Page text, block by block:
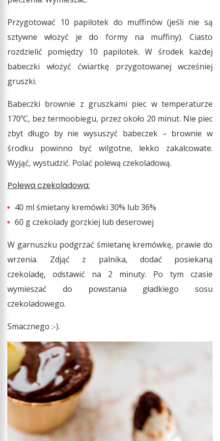
Przygotować 10 papilotek do muffinów (jeśli nie są
sztywne włożyć je do formy na muffiny). Ciasto
rozdzielić pomiędzy 10 papilotek. W środek każdej
babeczki włożyć ćwiartkę przygotowanej wcześniej
gruszki.
Babeczki brownie z gruszkami piec w temperaturze
170ºC, bez termoobiegu, przez około 20 minut. Nie piec
zbyt długo by nie wysuszyć babeczek – brownie w
środku powinno być wilgotne, lekko zakalcowate.
Wyjąć, wystudzić. Polać polewą czekoladową.
Polewa czekoladowa:
40 ml śmietany kremówki 30% lub 36%
60 g czekolady gorzkiej lub deserowej
W garnuszku podgrzać śmietanę kremówkę, prawie do
wrzenia. Zdjąć z palnika, dodać posiekaną
czekoladę, odstawić na 2 minuty. Po tym czasie
wymieszać do powstania gładkiego sosu
czekoladowego.
Smacznego :-).